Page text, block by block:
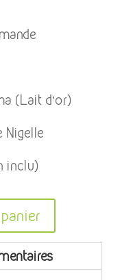
(Lait d’or)
Nigelle
inclu)
t
e